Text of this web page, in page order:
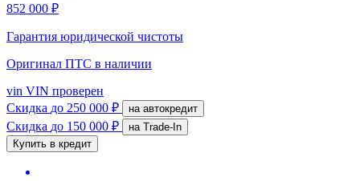
852 000 ₽
Гарантия юридической чистоты
Оригинал ПТС в наличии
vin VIN проверен
Скидка до 250 000 ₽ на автокредит
Скидка до 150 000 ₽
на Trade-In
Купить в кредит